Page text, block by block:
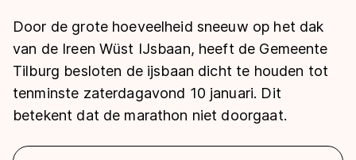
Marathon
Langebaan
Shorttrack
Uitslagen
Langebaan
Shorttrack
Marathon
Tijden & historie
Ranglijsten Langebaan
Door de grote hoeveelheid sneeuw op het dak
van de Ireen Wüst IJsbaan, heeft de Gemeente
Tilburg besloten de ijsbaan dicht te houden tot
tenminste zaterdagavond 10 januari. Dit
betekent dat de marathon niet doorgaat.